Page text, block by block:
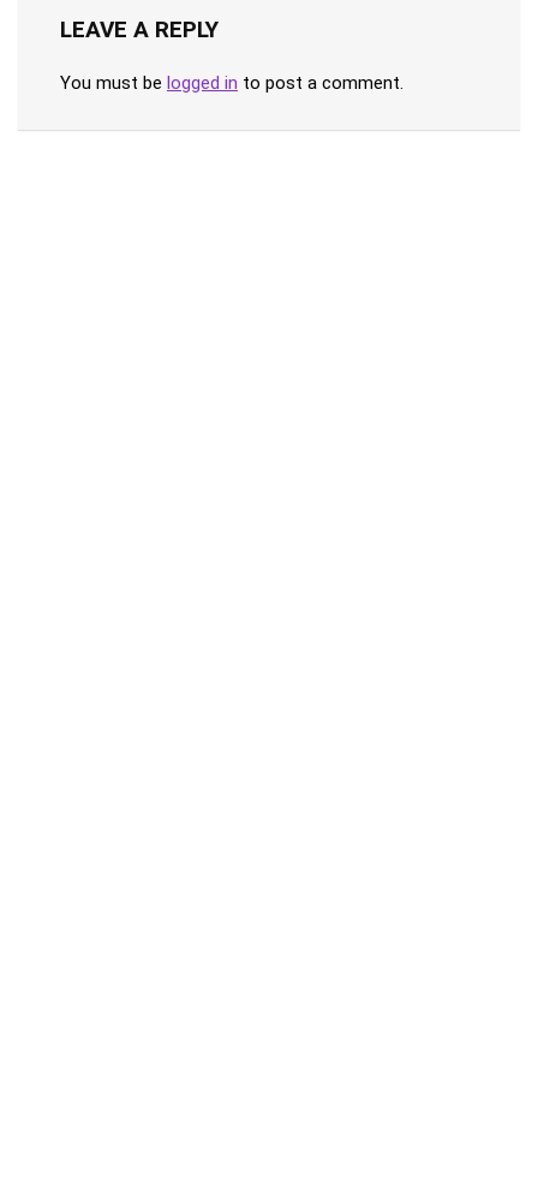
LEAVE A REPLY
You must be logged in to post a comment.